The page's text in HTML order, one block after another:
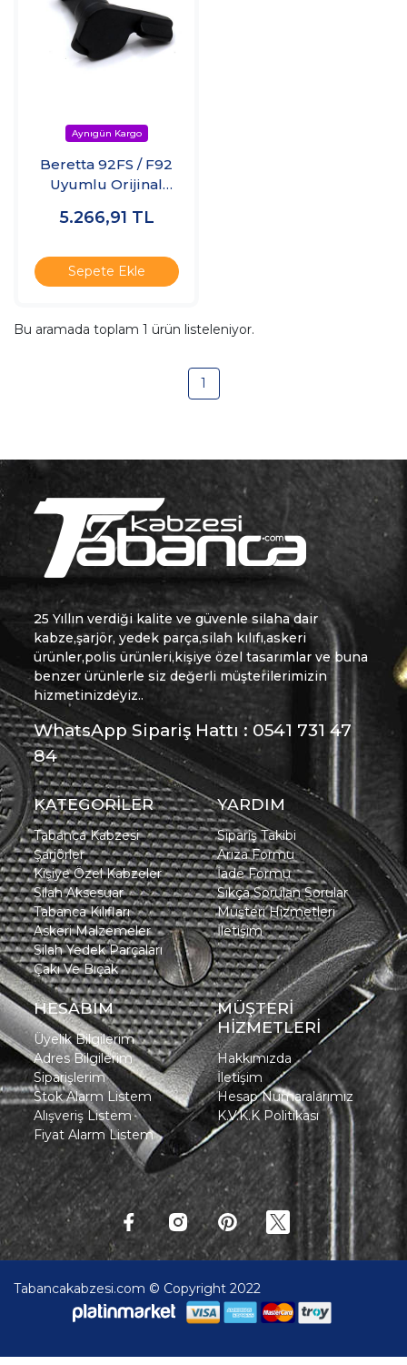
Beretta 92FS / F92
Uyumlu Orijinal
Mandalı
5.266,91 TL
Sepete Ekle
Bu aramada toplam 1 ürün listeleniyor.
1
25 Yıllın verdiği kalite ve güvenle silaha dair
kabze,şarjör, yedek parça,silah kılıfı,askeri
ürünler,polis ürünleri,kişiye özel tasarımlar ve buna
benzer ürünlerle siz değerli müşterilerimizin
hizmetinizdeyiz..
WhatsApp Sipariş Hattı : 0541 731 47
84
KATEGORİLER
Tabanca Kabzesi
Şarjörler
Kişiye Özel Kabzeler
Silah Aksesuar
Tabanca Kılıfları
Askeri Malzemeler
Silah Yedek Parçaları
Çakı Ve Bıçak
YARDIM
Sipariş Takibi
Arıza Formu
İade Formu
Sıkça Sorulan Sorular
Müşteri Hizmetleri
İletişim
HESABIM
Üyelik Bilgilerim
Adres Bilgilerim
Siparişlerim
Stok Alarm Listem
Alışveriş Listem
Fiyat Alarm Listem
MÜŞTERİ
HİZMETLERİ
Hakkımızda
İletişim
Hesap Numaralarımız
K.V.K.K Politikası
Tabancakabzesi.com © Copyright 2022